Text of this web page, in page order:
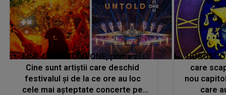
LINE-UP UNTOLD ONE, prima zi.
Cine sunt artiștii care deschid
festivalul și de la ce ore au loc
cele mai așteptate concerte pe
care
nou
care